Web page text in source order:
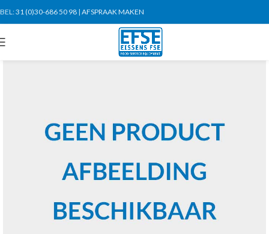
BEL:31 (0)30-686 50 98 | AFSPRAAK MAKEN